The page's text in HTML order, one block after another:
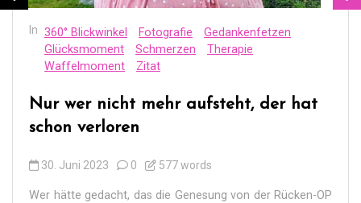
In 360° Blickwinkel Fotografie
Gedankenfetzen
Glücksmoment
Schmerzen
Therapie
Waffelmoment
Zitat
Nur wer nicht mehr aufsteht, der hat
schon verloren
30. Juni 2023 0 577 words
Wer hätte gedacht, das die Genesung von der Rücken-OP